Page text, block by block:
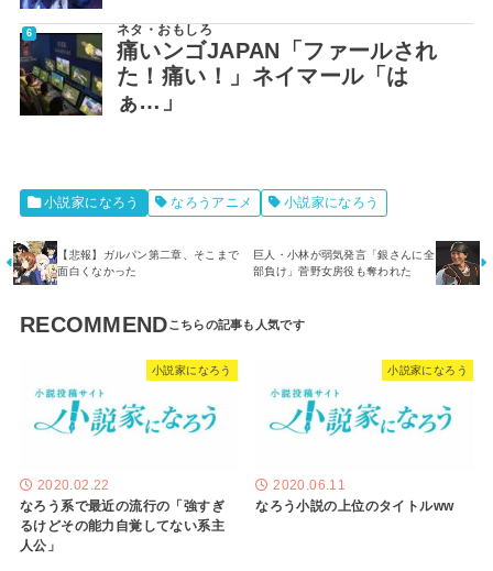
ネタ・おもしろ
痛いンゴJAPAN「ファールされ
た！痛い！」ネイマール「は
ぁ…」
小説家になろう なろうアニメ 小説家になろう
【悲報】ガルパン第二章、そこまで
面白くなかった
巨人・小林が弱気発言「銀さんに全
部負け」菅野女房役も奪われた
RECOMMEND
小説家になろう
2020.02.22
なろう系で最近の流行の「強すぎ
るけどその能力自覚してない系主
人公」
小説家になろう
2020.06.11
なろう小説の上位のタイトルww